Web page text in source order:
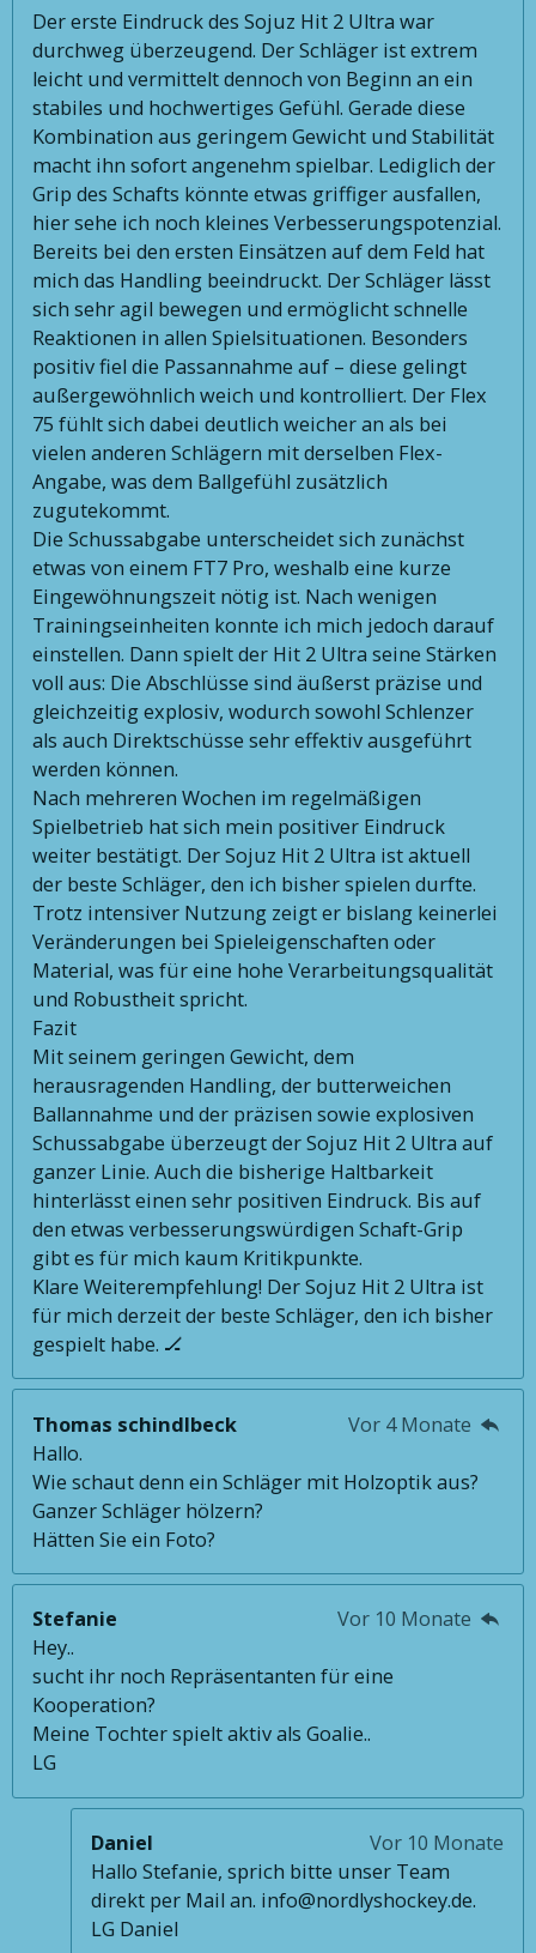
Der erste Eindruck des Sojuz Hit 2 Ultra war
durchweg überzeugend. Der Schläger ist extrem
leicht und vermittelt dennoch von Beginn an ein
stabiles und hochwertiges Gefühl. Gerade diese
Kombination aus geringem Gewicht und Stabilität
macht ihn sofort angenehm spielbar. Lediglich der
Grip des Schafts könnte etwas griffiger ausfallen,
hier sehe ich noch kleines Verbesserungspotenzial.
Bereits bei den ersten Einsätzen auf dem Feld hat
mich das Handling beeindruckt. Der Schläger lässt
sich sehr agil bewegen und ermöglicht schnelle
Reaktionen in allen Spielsituationen. Besonders
positiv fiel die Passannahme auf – diese gelingt
außergewöhnlich weich und kontrolliert. Der Flex
75 fühlt sich dabei deutlich weicher an als bei
vielen anderen Schlägern mit derselben Flex-
Angabe, was dem Ballgefühl zusätzlich
zugutekommt.
Die Schussabgabe unterscheidet sich zunächst
etwas von einem FT7 Pro, weshalb eine kurze
Eingewöhnungszeit nötig ist. Nach wenigen
Trainingseinheiten konnte ich mich jedoch darauf
einstellen. Dann spielt der Hit 2 Ultra seine Stärken
voll aus: Die Abschlüsse sind äußerst präzise und
gleichzeitig explosiv, wodurch sowohl Schlenzer
als auch Direktschüsse sehr effektiv ausgeführt
werden können.
Nach mehreren Wochen im regelmäßigen
Spielbetrieb hat sich mein positiver Eindruck
weiter bestätigt. Der Sojuz Hit 2 Ultra ist aktuell
der beste Schläger, den ich bisher spielen durfte.
Trotz intensiver Nutzung zeigt er bislang keinerlei
Veränderungen bei Spieleigenschaften oder
Material, was für eine hohe Verarbeitungsqualität
und Robustheit spricht.
Fazit
Mit seinem geringen Gewicht, dem
herausragenden Handling, der butterweichen
Ballannahme und der präzisen sowie explosiven
Schussabgabe überzeugt der Sojuz Hit 2 Ultra auf
ganzer Linie. Auch die bisherige Haltbarkeit
hinterlässt einen sehr positiven Eindruck. Bis auf
den etwas verbesserungswürdigen Schaft-Grip
gibt es für mich kaum Kritikpunkte.
Klare Weiterempfehlung! Der Sojuz Hit 2 Ultra ist
für mich derzeit der beste Schläger, den ich bisher
gespielt habe. 🏒
Thomas schindlbeck
Vor 4 Monate
Hallo.
Wie schaut denn ein Schläger mit Holzoptik aus?
Ganzer Schläger hölzern?
Hätten Sie ein Foto?
Stefanie
Vor 10 Monate
Hey..
sucht ihr noch Repräsentanten für eine
Kooperation?
Meine Tochter spielt aktiv als Goalie..
LG
Daniel
Vor 10 Monate
Hallo Stefanie, sprich bitte unser Team
direkt per Mail an. info@nordlyshockey.de.
LG Daniel